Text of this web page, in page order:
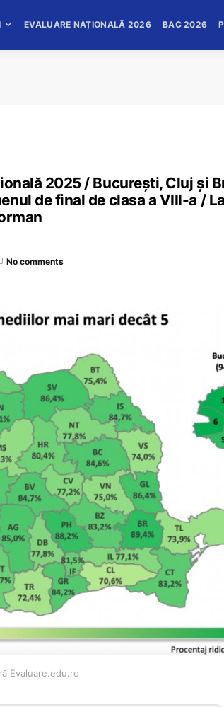
EVALUARE NAȚIONALĂ 2026 BAC 2026
2025 / București, Cluj și
de final de clasa a VIII-a /
No comments
Evaluare.edu.ro